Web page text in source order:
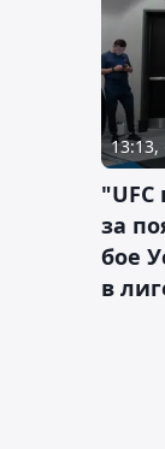
13:13,
за
бое
в